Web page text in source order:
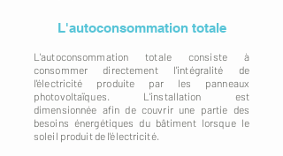
L'autoconsommation totale
L'autoconsommation totale consiste à
consommer directement l'intégralité de
l'électricité produite par les panneaux
photovoltaïques. L'installation est
dimensionnée afin de couvrir une partie des
besoins énergétiques du bâtiment lorsque le
soleil produit de l'électricité.